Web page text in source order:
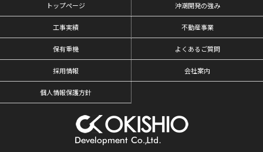
トップページ 沖潮開発の強み
工事実績 不動産事業
保有重機 よくあるご質問
採用情報 会社案内
個人情報保護方針